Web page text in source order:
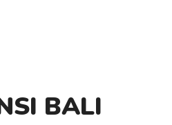
BALI